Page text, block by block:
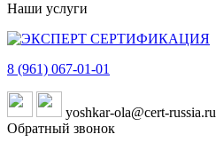
Наши услуги
8 (961) 067-01-01
yoshkar-ola@cert-russia.ru
Обратный звонок